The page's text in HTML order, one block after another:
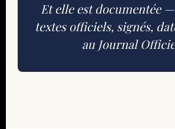
Et elle est documentée
textes officiels, signés,
au Journal